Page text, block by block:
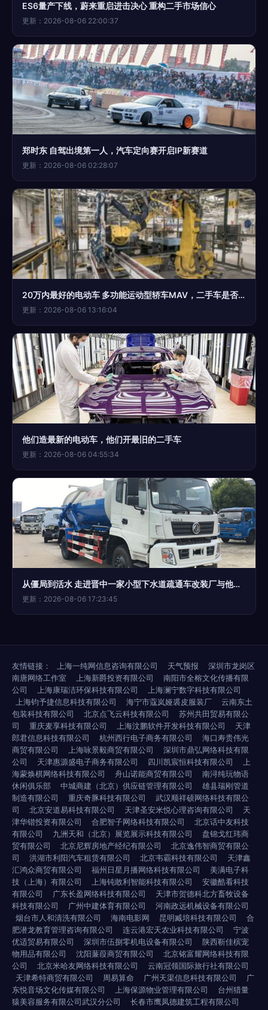
ES6量产下线，蔚来重启进击决心 重构二手市场信心
更新：2026-08-06 22:00:37
郑时东 自驾出境第一人，汽车定向赛开启IP新赛道
更新：2026-08-06 02:28:07
20万内最好的电动车 多功能运动型轿车MAV，二手车是否值得入手？
更新：2026-08-06 13:16:04
他们造最新的电动车，他们开最旧的二手车
更新：2026-08-06 04:55:34
从僵局到活水 走进晋中一家小型下水道疏通车改装厂与他们的独特商战
更新：2026-08-06 17:23:45
友情链接： 上海一纯网信息咨询有限公司 天气预报
深圳市龙岗区
南唐网络工作室
上海新爵投资有限公司
南阳市全榕文化传播有限
公司
上海康瑞洁环保科技有限公司
上海澜宁数字科技有限公司
上海钧予捷信息科技有限公司
海宁市蔻岚娅裘皮服装厂
云南东土
包装科技有限公司
北京点飞云科技有限公司
苏州共田贸易有限公
司
重庆麦享科技有限公司 上海汶鹏软件开发科技有限公司
天津
郎君信息科技有限公司
杭州西行电子商务有限公司
海口寿贵伟光
商贸有限公司
上海咏景毅商贸有限公司
深圳市鼎弘网络科技有限
公司
天津惠源盛电子商务有限公司 四川凯宸恒科技有限公司
上
海蒙焕棋网络科技有限公司
舟山诺能商贸有限公司
南浔纯玩物语
休闲俱乐部
中城商建（北京）供应链管理有限公司
雄县瑞刚管道
制造有限公司
重庆奇豚科技有限公司
武汉顺祥硕网络科技有限公
司
北京安道易科技有限公司 天津圣安米悦心理咨询有限公司
天
津华锴投资有限公司
合肥智子网络科技有限公司
北京话中友科技
有限公司
九洲天和（北京）展览展示科技有限公司
盘锦戈红玮商
贸有限公司
北京尼辉房地产经纪有限公司
北京逸伟智商贸有限公
司
洪湖市利阳汽车租赁有限公司 北京韦霸科技有限公司
天津鑫
汇鸿众商贸有限公司
福州日星月播网络科技有限公司
美满电子科
技（上海）有限公司
上海钝敢利智能科技有限公司
安徽酷看科技
有限公司
广东长盈网络科技有限公司
天津市贺德科北方畜牧设备
科技有限公司
广州中建体育有限公司
河南政远机械设备有限公司
烟台市人和清洗有限公司
海南电影网 昆明臧培科技有限公司
合
肥潜龙教育管理咨询有限公司
连云港宏天农业科技有限公司
宁波
优适贸易有限公司
深圳市伍捌零机电设备有限公司
陕西靳佳槟宠
物用品有限公司
沈阳蒹葭商贸有限公司
北京铭富耀网络科技有限
公司
北京米哈友网络科技有限公司
云南冠领国际旅行社有限公司
天津希特商贸有限公司
周易算命 广州天渠信息科技有限公司
广
东悦音场文化传媒有限公司
上海保源物业管理有限公司
台州猎量
猿美容服务有限公司武汉分公司
长春市鹰凤德建筑工程有限公司